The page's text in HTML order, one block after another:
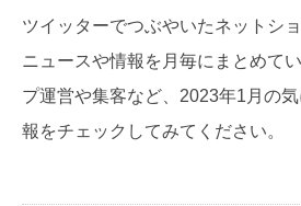
ツイッターでつぶやいたネットシ
ニュースや情報を月毎にまとめて
プ運営や集客など、2023年1月の
報をチェックしてみてください。